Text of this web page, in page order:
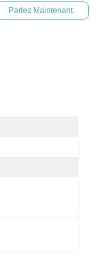
Parlez Maintenant.